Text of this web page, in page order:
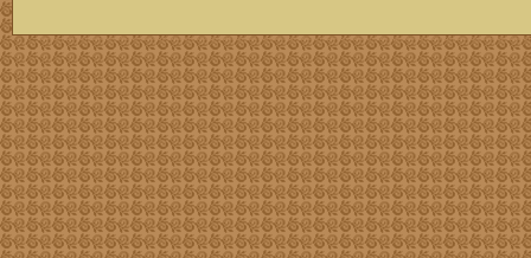
скачать mp3 бесплатно мп3,Россия,патриот,сохранение традиций,великая страна,история,тексты песен, описание песен, удобный каталог mp3 фольклора